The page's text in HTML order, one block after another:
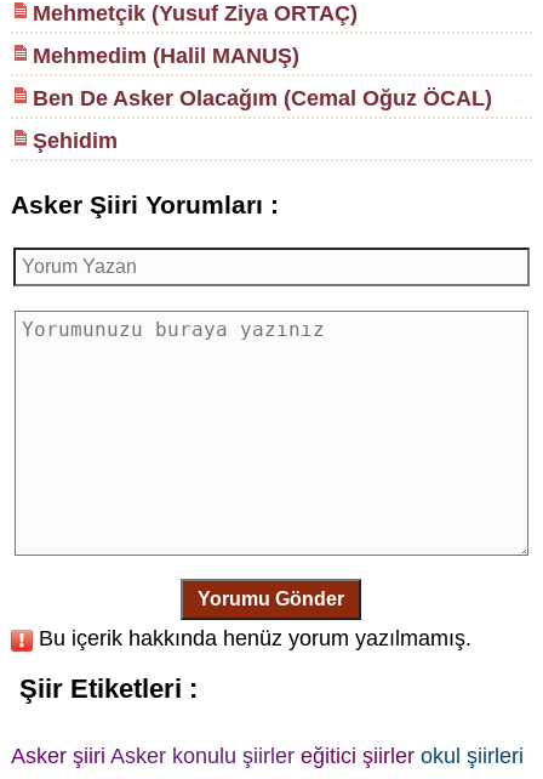
Mehmetçik (Yusuf Ziya ORTAÇ)
Mehmedim (Halil MANUŞ)
Ben De Asker Olacağım (Cemal Oğuz ÖCAL)
Şehidim
Asker Şiiri Yorumları :
Yorumu Gönder
Bu içerik hakkında henüz yorum yazılmamış.
Şiir Etiketleri :
Asker şiiri Asker konulu şiirler eğitici şiirler okul şiirleri